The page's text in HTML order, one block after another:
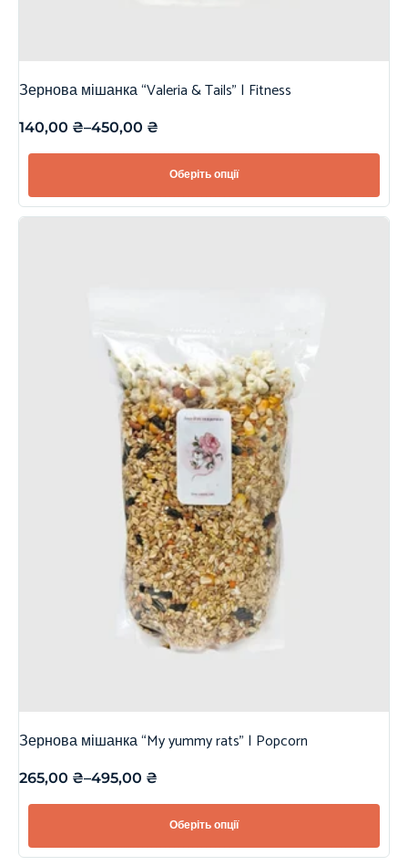
Зернова мішанка “Valeria & Tails” | Fitness
140,00 ₴–450,00 ₴
Оберіть опції
Зернова мішанка “My yummy rats” | Popcorn
265,00 ₴–495,00 ₴
Оберіть опції